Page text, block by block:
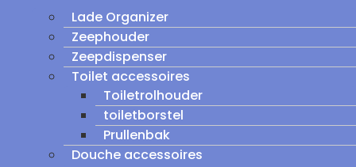
Lade Organizer
Zeephouder
Zeepdispenser
Toilet accessoires
Toiletrolhouder
toiletborstel
Prullenbak
Douche accessoires